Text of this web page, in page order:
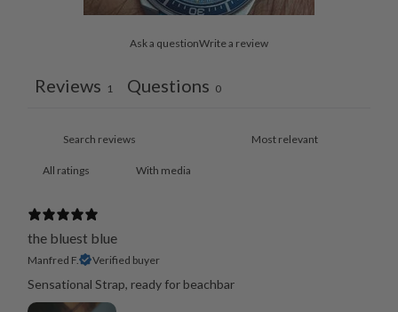
Ask a questionWrite a review
Reviews 1 Questions 0
With media
the bluest blue
Manfred F. Verified buyer
Sensational Strap, ready for beachbar